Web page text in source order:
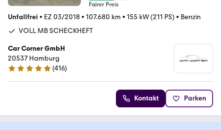
Fairer Preis
Unfallfrei • EZ 03/2018• 107.680 km • 155 kW (211 PS) • Benzin
VOLL MB SCHECKHEFT
Car Corner GmbH
20537 Hamburg
4.9 Sterne
(416)
Kontakt Parken